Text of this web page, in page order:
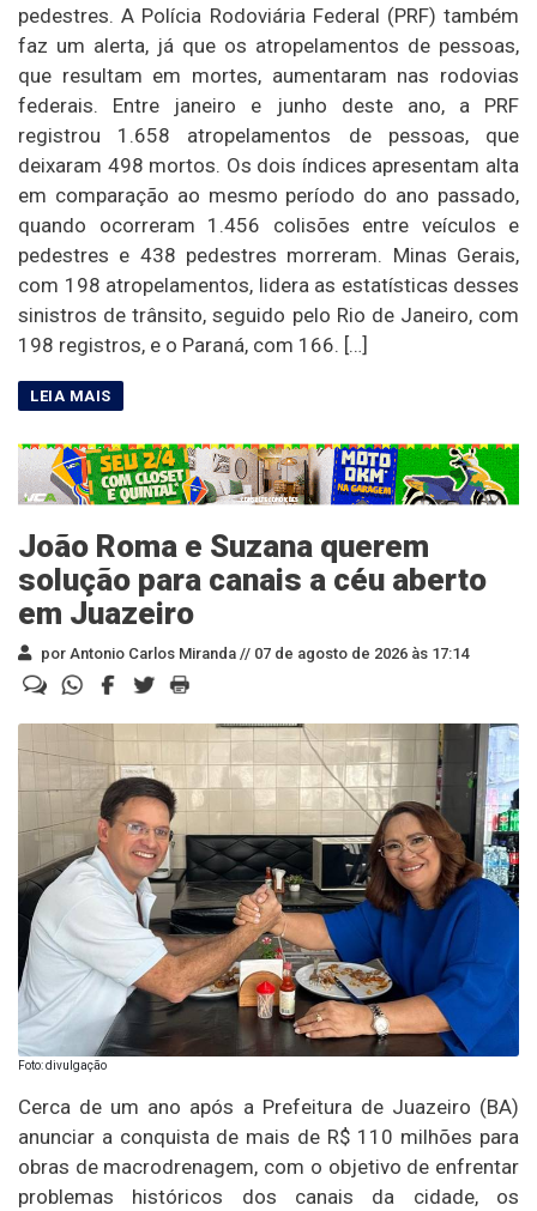
pedestres. A Polícia Rodoviária Federal (PRF) também
faz um alerta, já que os atropelamentos de pessoas,
que resultam em mortes, aumentaram nas rodovias
federais. Entre janeiro e junho deste ano, a PRF
registrou 1.658 atropelamentos de pessoas, que
deixaram 498 mortos. Os dois índices apresentam alta
em comparação ao mesmo período do ano passado,
quando ocorreram 1.456 colisões entre veículos e
pedestres e 438 pedestres morreram. Minas Gerais,
com 198 atropelamentos, lidera as estatísticas desses
sinistros de trânsito, seguido pelo Rio de Janeiro, com
198 registros, e o Paraná, com 166. […]
João Roma e Suzana querem
solução para canais a céu aberto
em Juazeiro
por Antonio Carlos Miranda // 07 de agosto de 2026 às 17:14
Foto: divulgação
Cerca de um ano após a Prefeitura de Juazeiro (BA)
anunciar a conquista de mais de R$ 110 milhões para
obras de macrodrenagem, com o objetivo de enfrentar
problemas históricos dos canais da cidade, os